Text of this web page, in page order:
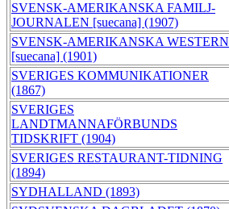
SVENSK-AMERIKANSKA FAMILJ-
JOURNALEN [suecana] (1907)
SVENSK-AMERIKANSKA WESTERN
[suecana] (1901)
SVERIGES KOMMUNIKATIONER
(1867)
SVERIGES
LANDTMANNAFÖRBUNDS
TIDSKRIFT (1904)
SVERIGES RESTAURANT-TIDNING
(1894)
SYDHALLAND (1893)